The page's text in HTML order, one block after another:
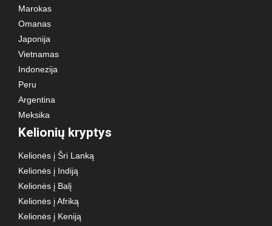
Marokas
Omanas
Japonija
Vietnamas
Indonezija
Peru
Argentina
Meksika
Kelionių kryptys
Kelionės į Šri Lanką
Kelionės į Indiją
Kelionės į Balį
Kelionės į Afriką
Kelionės į Keniją